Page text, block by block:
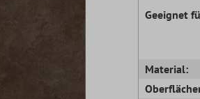
Geeignet
Material: